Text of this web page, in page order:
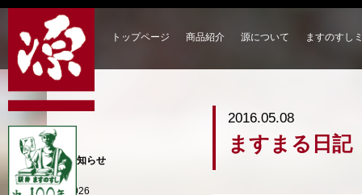
トップページ 商品紹介 源について ますのすし
2016.05.08
ますまる日記
お知らせ
2026